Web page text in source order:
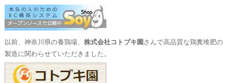
以前、神奈川県の養鶏場、 株式会社コトブキ園 さんで高品質な鶏糞堆肥の
製造に関わらせていただきました。